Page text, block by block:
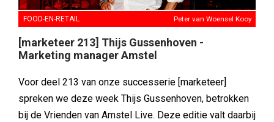
FOOD-EN-RETAIL Peter van Woensel Kooy
[marketeer 213] Thijs Gussenhoven -
Marketing manager Amstel
Voor deel 213 van onze successerie [marketeer]
spreken we deze week Thijs Gussenhoven, betrokken
bij de Vrienden van Amstel Live. Deze editie valt daarbij